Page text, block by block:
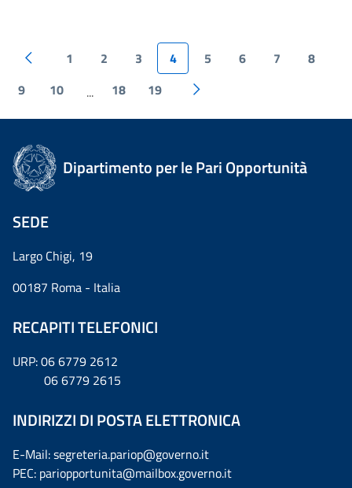
1 2 3 4 5 6 7
8
9
10 ... 18 19
Dipartimento per le Pari Opportunità
SEDE
Largo Chigi, 19
00187 Roma - Italia
RECAPITI TELEFONICI
URP: 06 6779 2612
06 6779 2615
INDIRIZZI DI POSTA ELETTRONICA
E-Mail: segreteria.pariop@governo.it
PEC: pariopportunita@mailbox.governo.it